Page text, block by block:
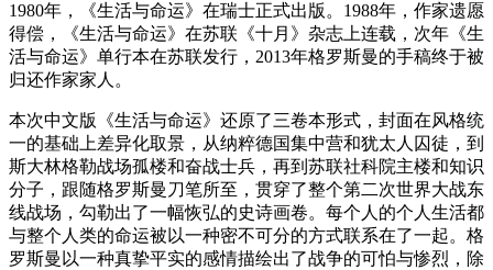
1980年，《生活与命运》在瑞士正式出版。1988年，作家遗愿
得偿，《生活与命运》在苏联《十月》杂志上连载，次年《生
活与命运》单行本在苏联发行，2013年格罗斯曼的手稿终于被
归还作家家人。
本次中文版《生活与命运》还原了三卷本形式，封面在风格统
一的基础上差异化取景，从纳粹德国集中营和犹太人囚徒，到
斯大林格勒战场孤楼和奋战士兵，再到苏联社科院主楼和知识
分子，跟随格罗斯曼刀笔所至，贯穿了整个第二次世界大战东
线战场，勾勒出了一幅恢弘的史诗画卷。每个人的个人生活都
与整个人类的命运被以一种密不可分的方式联系在了一起。格
罗斯曼以一种真挚平实的感情描绘出了战争的可怕与惨烈，除